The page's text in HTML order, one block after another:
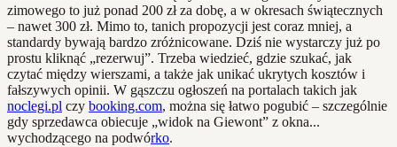
zimowego to już ponad 200 zł za dobę, a w okresach świątecznych
– nawet 300 zł. Mimo to, tanich propozycji jest coraz mniej, a
standardy bywają bardzo zróżnicowane. Dziś nie wystarczy już po
prostu kliknąć „rezerwuj”. Trzeba wiedzieć, gdzie szukać, jak
czytać między wierszami, a także jak unikać ukrytych kosztów i
fałszywych opinii. W gąszczu ogłoszeń na portalach takich jak
noclegi.pl czy booking.com, można się łatwo pogubić – szczególnie
gdy sprzedawca obiecuje „widok na Giewont” z okna...
wychodzącego na podwórko.